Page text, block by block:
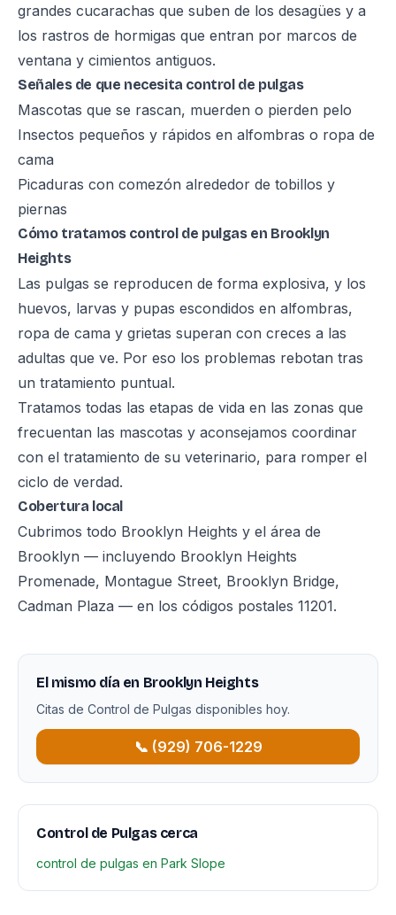
grandes cucarachas que suben de los desagües y a
los rastros de hormigas que entran por marcos de
ventana y cimientos antiguos.
Señales de que necesita control de pulgas
Mascotas que se rascan, muerden o pierden pelo
Insectos pequeños y rápidos en alfombras o ropa de
cama
Picaduras con comezón alrededor de tobillos y
piernas
Cómo tratamos control de pulgas en Brooklyn
Heights
Las pulgas se reproducen de forma explosiva, y los
huevos, larvas y pupas escondidos en alfombras,
ropa de cama y grietas superan con creces a las
adultas que ve. Por eso los problemas rebotan tras
un tratamiento puntual.
Tratamos todas las etapas de vida en las zonas que
frecuentan las mascotas y aconsejamos coordinar
con el tratamiento de su veterinario, para romper el
ciclo de verdad.
Cobertura local
Cubrimos todo Brooklyn Heights y el área de
Brooklyn — incluyendo Brooklyn Heights
Promenade, Montague Street, Brooklyn Bridge,
Cadman Plaza — en los códigos postales 11201.
El mismo día en Brooklyn Heights
Citas de Control de Pulgas disponibles hoy.
📞 (929) 706-1229
Control de Pulgas cerca
control de pulgas en Park Slope